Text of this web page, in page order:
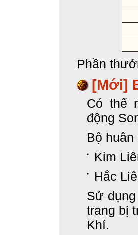
Phần
[Mới]
Có thể
động
Bộ
Kim
Hắc
Sử
trang bị
Khí.